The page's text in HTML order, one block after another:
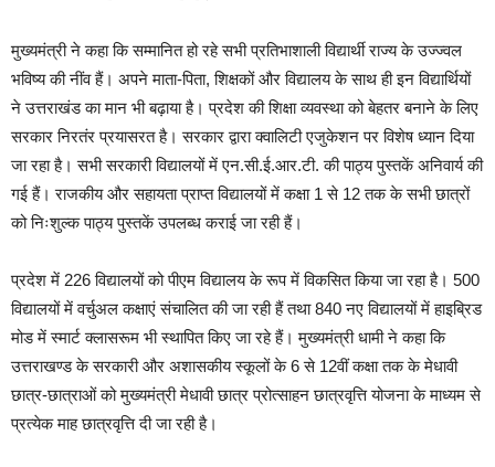
मुख्यमंत्री ने कहा कि सम्मानित हो रहे सभी प्रतिभाशाली विद्यार्थी राज्य के उज्ज्वल
भविष्य की नींव हैं। अपने माता-पिता, शिक्षकों और विद्यालय के साथ ही इन विद्यार्थियों
ने उत्तराखंड का मान भी बढ़ाया है। प्रदेश की शिक्षा व्यवस्था को बेहतर बनाने के लिए
सरकार निरतंर प्रयासरत है। सरकार द्वारा क्वालिटी एजुकेशन पर विशेष ध्यान दिया
जा रहा है। सभी सरकारी विद्यालयों में एन.सी.ई.आर.टी. की पाठ्य पुस्तकें अनिवार्य की
गई हैं। राजकीय और सहायता प्राप्त विद्यालयों में कक्षा 1 से 12 तक के सभी छात्रों
को निःशुल्क पाठ्य पुस्तकें उपलब्ध कराई जा रही हैं।
प्रदेश में 226 विद्यालयों को पीएम विद्यालय के रूप में विकसित किया जा रहा है। 500
विद्यालयों में वर्चुअल कक्षाएं संचालित की जा रही हैं तथा 840 नए विद्यालयों में हाइब्रिड
मोड में स्मार्ट क्लासरूम भी स्थापित किए जा रहे हैं। मुख्यमंत्री धामी ने कहा कि
उत्तराखण्ड के सरकारी और अशासकीय स्कूलों के 6 से 12वीं कक्षा तक के मेधावी
छात्र-छात्राओं को मुख्यमंत्री मेधावी छात्र प्रोत्साहन छात्रवृत्ति योजना के माध्यम से
प्रत्येक माह छात्रवृत्ति दी जा रही है।